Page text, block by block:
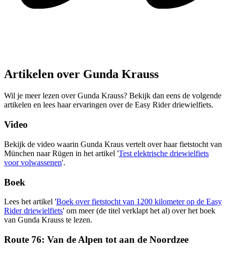
Artikelen over Gunda Krauss
Wil je meer lezen over Gunda Krauss? Bekijk dan eens de volgende
artikelen en lees haar ervaringen over de Easy Rider driewielfiets.
Video
Bekijk de video waarin Gunda Kraus vertelt over haar fietstocht van
München naar Rügen in het artikel 'Test elektrische driewielfiets
voor volwassenen'.
Boek
Lees het artikel 'Boek over fietstocht van 1200 kilometer op de Easy
Rider driewielfiets' om meer (de titel verklapt het al) over het boek
van Gunda Krauss te lezen.
Route 76: Van de Alpen tot aan de Noordzee